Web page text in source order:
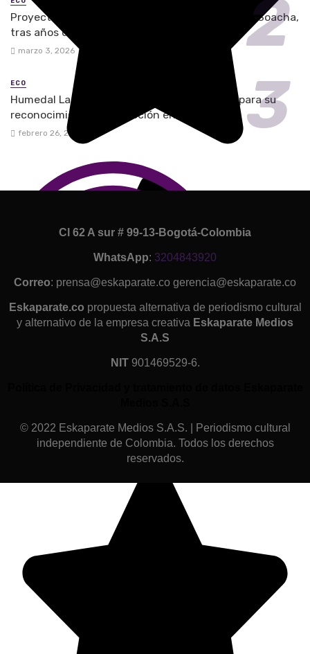
Proyecto de estabilización avanza en el Cagua, Soacha,
tras años de minería informal
marzo 3, 2026
ECO
Humedal La Chucuita logra respaldo judicial para su
reconocimiento y protección en Soacha
febrero 26, 2026
Cl 62 A sur # 99-13-Bogotá-Colombia
WhatsApp: 3204843920
Correo: prensa@eskaparate.co gerencia@eskaparate.co
Eskaparate.co propuesta alternativa de periodismo cultural
y alternativo de la empresa creativa Eskaparate Medios
S.A.S
NIT 901469529-6.
© 2022 Eskaparate Medios S.A.S. | Periodismo cultural
independiente de Colombia. Todos los derechos
reservados.